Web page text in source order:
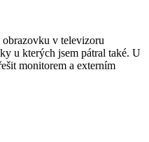
v televizoru
u kterých jsem pátral také. U
monitorem a externím